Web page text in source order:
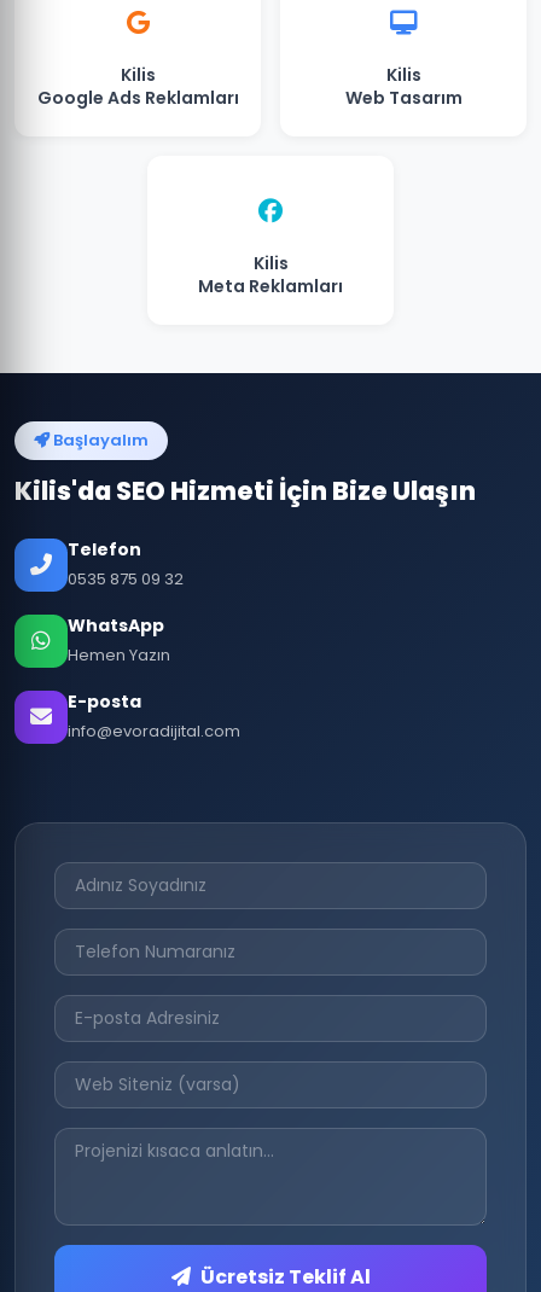
Kilis
Google Ads Reklamları
Kilis
Web Tasarım
Kilis
Meta Reklamları
Başlayalım
Kilis'da SEO Hizmeti İçin Bize Ulaşın
Telefon
0535 875 09 32
WhatsApp
Hemen Yazın
E-posta
info@evoradijital.com
Ücretsiz Teklif Al